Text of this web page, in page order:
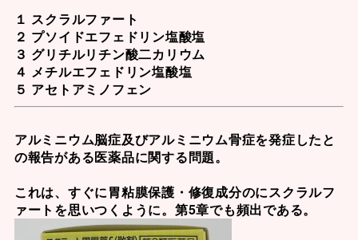
１ スクラルファート
２ プソイドエフェドリン塩酸塩
３ グリチルリチン酸二カリウム
４ メチルエフェドリン塩酸塩
５ アセトアミノフェン
アルミニウム脳症及びアルミニウム骨症を発症したと
の報告がある医薬品に関する問題。
これは、すぐに胃粘膜保護・修復成分のにスクラルフ
ァート を思いつくように。第5章でも頻出である。